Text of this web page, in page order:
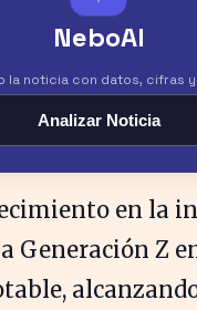
NeboAI
la noticia con datos, cifras
Analizar Noticia
en la
Generación Z